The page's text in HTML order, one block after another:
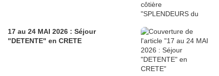
17 au 24 MAI 2026 : Séjour
"DETENTE" en CRETE